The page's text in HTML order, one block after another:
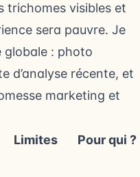
trichomes visibles et
sera pauvre. Je
globale : photo
d’analyse récente, et
marketing et
Limites Pour qui ?